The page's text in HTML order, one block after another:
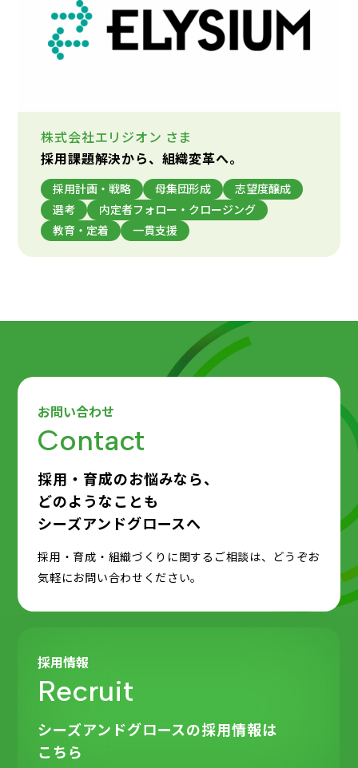
株式会社エリジオン さま
採用課題解決から、組織変革へ。
採用計画・戦略 母集団形成
志望度醸成
選考
内定者フォロー・クロージング
教育・定着
一貫支援
お問い合わせ
Contact
採用・育成のお悩みなら、
どのようなことも
シーズアンドグロースへ
採用・育成・組織づくりに関するご相談は、どうぞお
気軽にお問い合わせください。
採用情報
Recruit
シーズアンドグロースの採用情報は
こちら